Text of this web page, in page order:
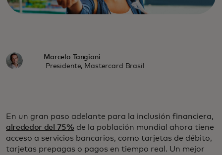
Marcelo Tangioni
Presidente, Mastercard Brasil
En un gran paso adelante para la inclusión financiera,
alrededor del 75% de la población mundial ahora tiene
acceso a servicios bancarios, como tarjetas de débito,
tarjetas prepagas o pagos en tiempo real. Un mejor